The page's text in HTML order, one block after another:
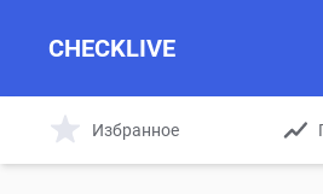
CHECKLIVE
Избранное